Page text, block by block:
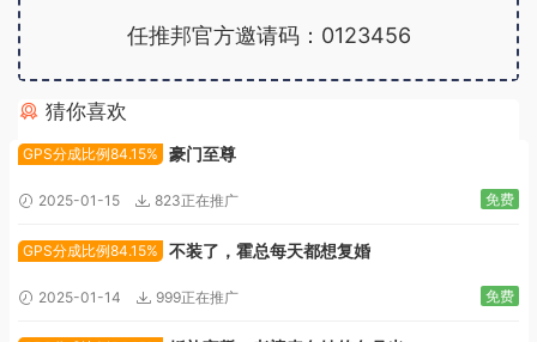
任推邦官方邀请码：0123456
猜你喜欢
GPS分成比例84.15% 豪门至尊
2025-01-15 823正在推广 免费
GPS分成比例84.15% 不装了，霍总每天都想复婚
2025-01-14 999正在推广 免费